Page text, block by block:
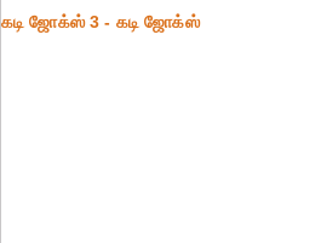
கடி ஜோக்ஸ் 3 - கடி ஜோக்ஸ்